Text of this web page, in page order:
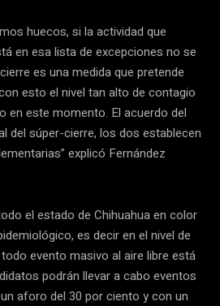
huecos, si la actividad que
en esa lista de excepciones no se
es una medida que pretende
esto el nivel tan alto de contagio
en este momento. El acuerdo del
del súper-cierre, los dos establecen
explicó Fernández
el estado de Chihuahua en color
es decir en el nivel de
evento masivo al aire libre está
podrán llevar a cabo eventos
aforo del 30 por ciento y con un